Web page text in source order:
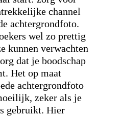
channel
achtergrondfoto.
wel zo prettig
kunnen verwachten
dat je boodschap
Het op maat
achtergrondfoto
zeker als je
gebruikt. Hier